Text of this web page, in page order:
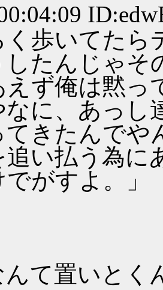
く歩いてた
したんじゃそ
えず俺は黙っ
なに、あっ
てきたんでや
追い払う為に
がすよ。」
んて置いとく